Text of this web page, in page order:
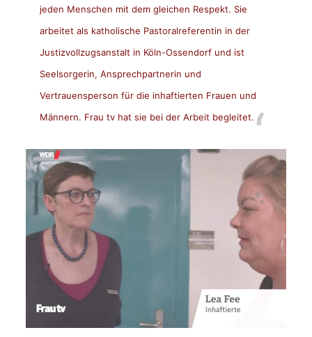
jeden Menschen mit dem gleichen Respekt. Sie
arbeitet als katholische Pastoralreferentin in der
Justizvollzugsanstalt in Köln-Ossendorf und ist
Seelsorgerin, Ansprechpartnerin und
Vertrauensperson für die inhaftierten Frauen und
Männern. Frau tv hat sie bei der Arbeit begleitet.